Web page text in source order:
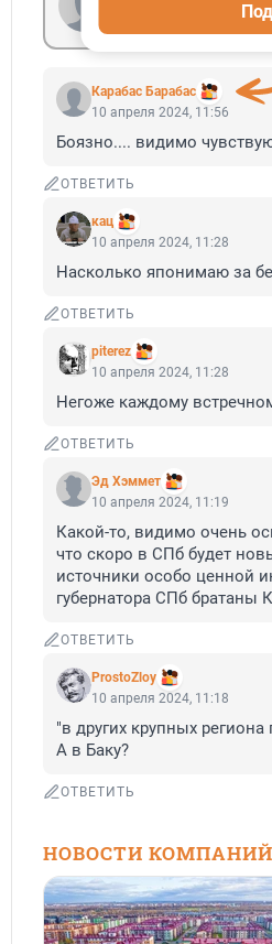
Карабас Барабас
10 апреля 2024, 11:56
Боязно.... видимо
ОТВЕТИТЬ
кац
10 апреля 2024, 11:28
Насколько японимаю за
ОТВЕТИТЬ
piterez
10 апреля 2024, 11:28
Негоже каждому
ОТВЕТИТЬ
Эд Хэммет
10 апреля 2024, 11:19
Какой-то, видимо очень
что скоро в СПб будет
источники особо ценной
губернатора СПб братаны
ОТВЕТИТЬ
ProstoZloy
10 апреля 2024, 11:18
"в других крупных
А в Баку?
ОТВЕТИТЬ
НОВОСТИ КОМПАНИЙ